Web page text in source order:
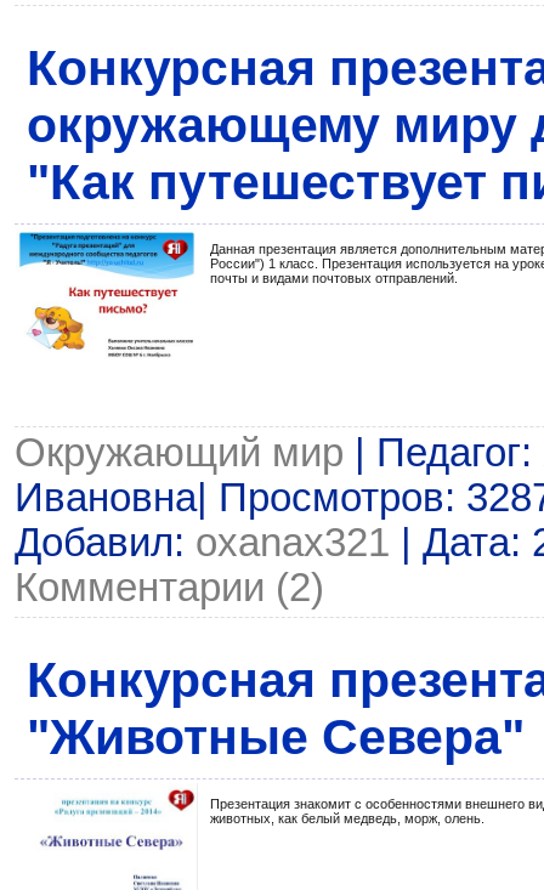
Конкурсная
окружающему миру
"Как путешествует
Данная презентация является дополнительным
России") 1 класс. Презентация используется на
почты и видами почтовых отправлений.
Окружающий мир |
Ивановна| Просмотров:
Добавил: oxanax321 | Дата:
Комментарии (2)
Конкурсная
"Животные Севера"
Презентация знакомит с особенностями внешнего
животных, как белый медведь, морж, олень.